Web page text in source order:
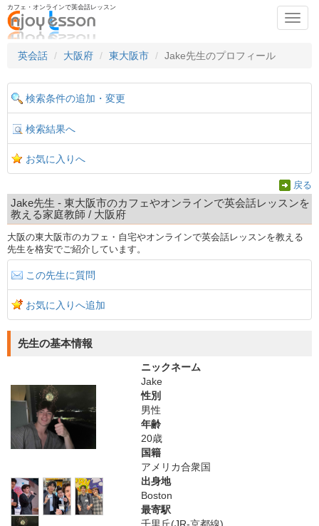
カフェ・オンラインで英会話レッスン
英会話
大阪府 東大阪市 Jake先生のプロフィール
検索条件の追加・変更
検索結果へ
お気に入りへ
戻る
Jake先生 - 東大阪市のカフェやオンラインで英会話レッスンを
教える家庭教師 / 大阪府
大阪の東大阪市のカフェ・自宅やオンラインで英会話レッスンを教える
先生を格安でご紹介しています。
この先生に質問
お気に入りへ追加
先生の基本情報
ニックネーム
Jake
性別
男性
年齢
20歳
国籍
アメリカ合衆国
出身地
Boston
最寄駅